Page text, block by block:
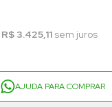
R$ 3.425,11 sem juros
AJUDA PARA COMPRAR